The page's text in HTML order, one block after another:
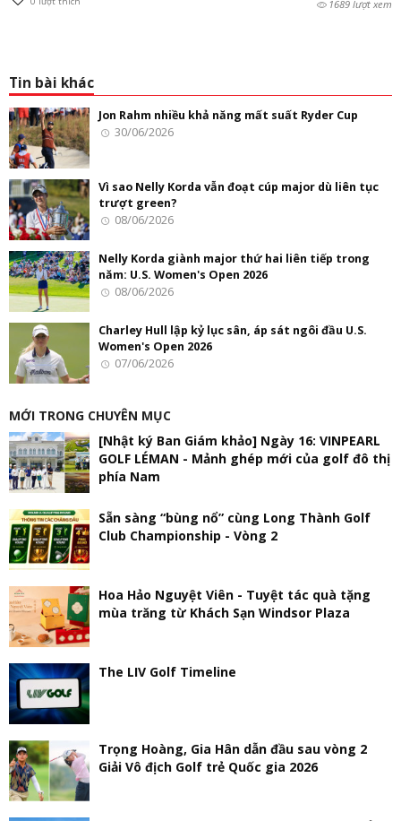
1689 lượt xem
Tin bài khác
Jon Rahm nhiều khả năng mất suất Ryder Cup
30/06/2026
Vì sao Nelly Korda vẫn đoạt cúp major dù liên tục
trượt green?
08/06/2026
Nelly Korda giành major thứ hai liên tiếp trong
năm: U.S. Women's Open 2026
08/06/2026
Charley Hull lập kỷ lục sân, áp sát ngôi đầu U.S.
Women's Open 2026
07/06/2026
MỚI TRONG CHUYÊN MỤC
[Nhật ký Ban Giám khảo] Ngày 16: VINPEARL
GOLF LÉMAN - Mảnh ghép mới của golf đô thị
phía Nam
Sẵn sàng “bùng nổ” cùng Long Thành Golf
Club Championship - Vòng 2
Hoa Hảo Nguyệt Viên - Tuyệt tác quà tặng
mùa trăng từ Khách Sạn Windsor Plaza
The LIV Golf Timeline
Trọng Hoàng, Gia Hân dẫn đầu sau vòng 2
Giải Vô địch Golf trẻ Quốc gia 2026